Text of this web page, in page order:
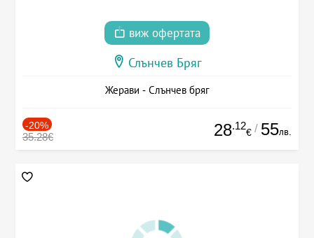
виж офертата
Слънчев Бряг
Жерави - Слънчев бряг
-20%
35.28€ 28.12
€ / 55лв.